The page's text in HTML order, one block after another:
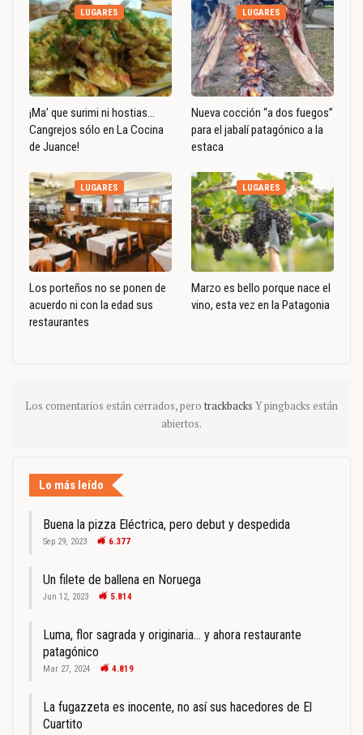
LUGARES
¡Ma’ que surimi ni hostias…
Cangrejos sólo en La Cocina
de Juance!
LUGARES
Nueva cocción “a dos fuegos”
para el jabalí patagónico a la
estaca
LUGARES
Los porteños no se ponen de
acuerdo ni con la edad sus
restaurantes
LUGARES
Marzo es bello porque nace el
vino, esta vez en la Patagonia
Los comentarios están cerrados, pero trackbacks Y pingbacks están
abiertos.
Lo más leído
Buena la pizza Eléctrica, pero debut y despedida
Sep 29, 2023 6.377
Un filete de ballena en Noruega
Jun 12, 2023 5.814
Luma, flor sagrada y originaria… y ahora restaurante
patagónico
Mar 27, 2024 4.819
La fugazzeta es inocente, no así sus hacedores de El
Cuartito